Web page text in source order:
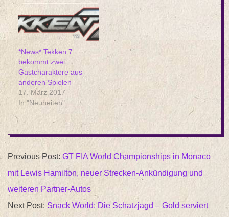
*News* Tekken 7
bekommt zwei
Gastcharaktere aus
anderen Spielen
17. März 2017
In "Neuheiten"
2019-
11-
20
Previous Post: GT FIA World Championships in Monaco
mit Lewis Hamilton, neuer Strecken-Ankündigung und
weiteren Partner-Autos
Next Post: Snack World: Die Schatzjagd – Gold serviert